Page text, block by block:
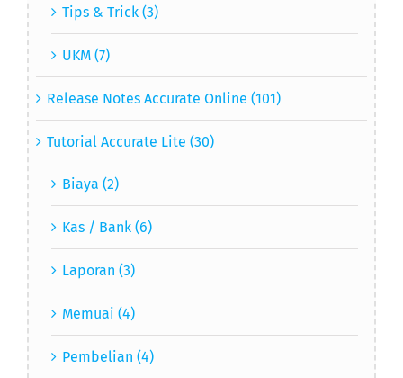
Tips & Trick (3)
UKM (7)
Release Notes Accurate Online (101)
Tutorial Accurate Lite (30)
Biaya (2)
Kas / Bank (6)
Laporan (3)
Memuai (4)
Pembelian (4)